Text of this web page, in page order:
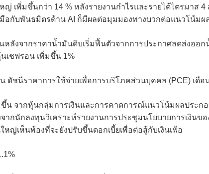
ญ่ เพิ่มขึ้นกว่า 14 % หลังรายงานกำไรและรายได้ไตรมาส 4
อกับพันธมิตรด้าน AI ก็มีผลต่อมุมมองทางบวกต่อแนวโน้มผ
ลังจากราคาน้ำมันดิบเริ่มฟื้นตัวจากการประกาศลดส่งออก
เชฟรอน เพิ่มขึ้น 1%
ดัชนีราคาการใช้จ่ายเพื่อการบริโภคส่วนบุคคล (PCE) เดือ
น จากหุ้นกลุ่มการเงินและการคาดการณ์แนวโน้มผลประก
ากนักลงทุนวิเคราะห์รายงานการประชุมนโยบายการเงินข
ญ่เห็นพ้องที่จะยังปรับขึ้นดอกเบี้ยเพื่อต่อสู้กับเงินเฟ้อ